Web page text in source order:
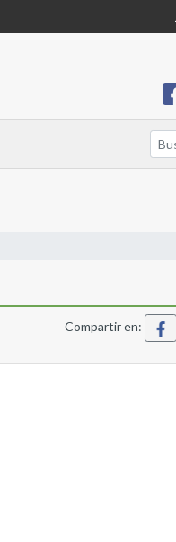
Compartir en: